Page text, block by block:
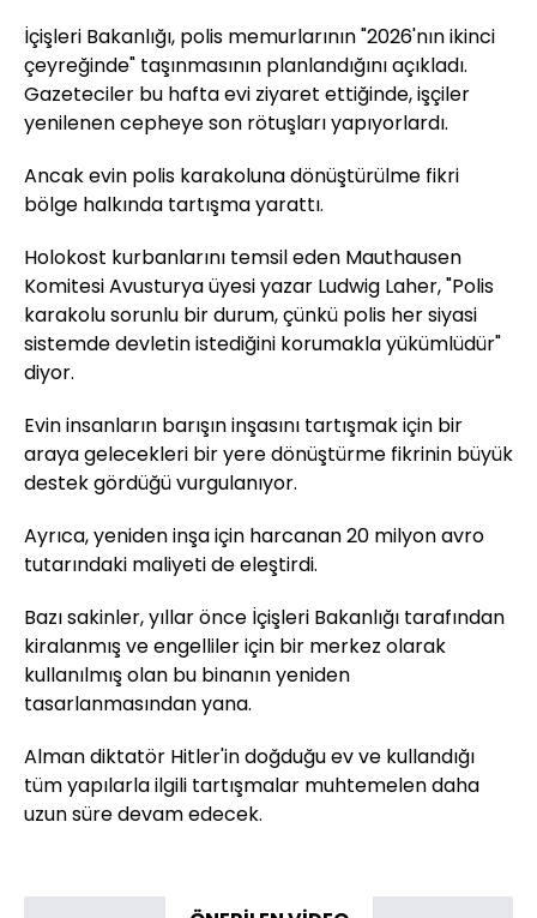
İçişleri Bakanlığı, polis memurlarının "2026'nın ikinci
çeyreğinde" taşınmasının planlandığını açıkladı.
Gazeteciler bu hafta evi ziyaret ettiğinde, işçiler
yenilenen cepheye son rötuşları yapıyorlardı.
Ancak evin polis karakoluna dönüştürülme fikri
bölge halkında tartışma yarattı.
Holokost kurbanlarını temsil eden Mauthausen
Komitesi Avusturya üyesi yazar Ludwig Laher, "Polis
karakolu sorunlu bir durum, çünkü polis her siyasi
sistemde devletin istediğini korumakla yükümlüdür"
diyor.
Evin insanların barışın inşasını tartışmak için bir
araya gelecekleri bir yere dönüştürme fikrinin büyük
destek gördüğü vurgulanıyor.
Ayrıca, yeniden inşa için harcanan 20 milyon avro
tutarındaki maliyeti de eleştirdi.
Bazı sakinler, yıllar önce İçişleri Bakanlığı tarafından
kiralanmış ve engelliler için bir merkez olarak
kullanılmış olan bu binanın yeniden
tasarlanmasından yana.
Alman diktatör Hitler'in doğduğu ev ve kullandığı
tüm yapılarla ilgili tartışmalar muhtemelen daha
uzun süre devam edecek.